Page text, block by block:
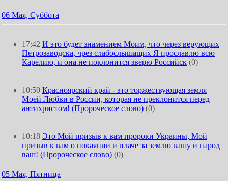
06 Мая, Суббота
17:42 И это будет знамением Моим, что через верующих
Петрозаводска, чрез слабослышащих Я прославлю всю
Карелию, и она не поклонится зверю Российск (0)
10:50 Красноярский край - это торжествующая земля
Моей Любви в России, которая не преклонится перед
антихристом! (Пророческое слово) (0)
10:18 Это Мой призыв к вам пророки Украины, Мой
призыв к вам о покаянии и плаче за землю вашу и народ
ваш! (Пророческое слово) (0)
05 Мая, Пятница